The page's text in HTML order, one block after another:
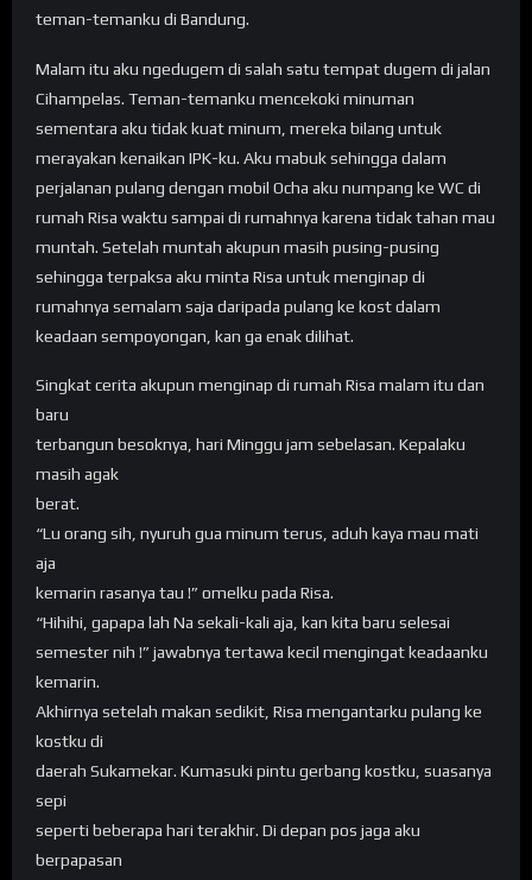
teman-temanku di Bandung.
Malam itu aku ngedugem di salah satu tempat dugem di jalan
Cihampelas. Teman-temanku mencekoki minuman
sementara aku tidak kuat minum, mereka bilang untuk
merayakan kenaikan IPK-ku. Aku mabuk sehingga dalam
perjalanan pulang dengan mobil Ocha aku numpang ke WC di
rumah Risa waktu sampai di rumahnya karena tidak tahan mau
muntah. Setelah muntah akupun masih pusing-pusing
sehingga terpaksa aku minta Risa untuk menginap di
rumahnya semalam saja daripada pulang ke kost dalam
keadaan sempoyongan, kan ga enak dilihat.
Singkat cerita akupun menginap di rumah Risa malam itu dan
baru
terbangun besoknya, hari Minggu jam sebelasan. Kepalaku
masih agak
berat.
“Lu orang sih, nyuruh gua minum terus, aduh kaya mau mati
aja
kemarin rasanya tau !” omelku pada Risa.
“Hihihi, gapapa lah Na sekali-kali aja, kan kita baru selesai
semester nih !” jawabnya tertawa kecil mengingat keadaanku
kemarin.
Akhirnya setelah makan sedikit, Risa mengantarku pulang ke
kostku di
daerah Sukamekar. Kumasuki pintu gerbang kostku, suasanya
sepi
seperti beberapa hari terakhir. Di depan pos jaga aku
berpapasan